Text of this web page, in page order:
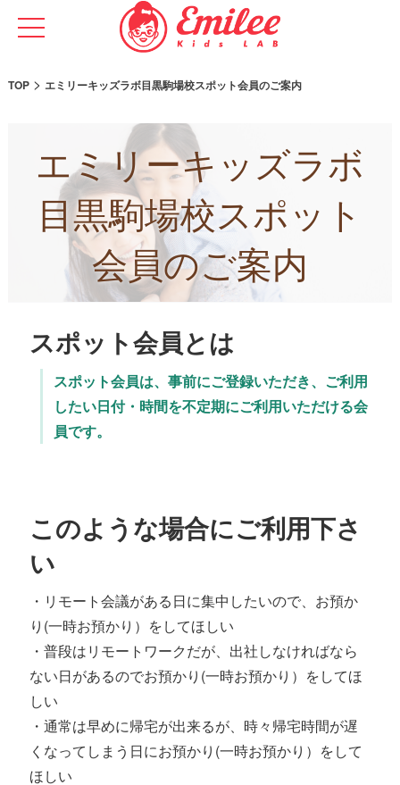
TOP> エミリーキッズラボ目黒駒場校スポット会員のご案内
エミリーキッズラボ
目黒駒場校スポット
会員のご案内
スポット会員とは
スポット会員は、事前にご登録いただき、ご利用
したい日付・時間を不定期にご利用いただける会
員です。
このような場合にご利用下さ
い
・リモート会議がある日に集中したいので、お預か
り(一時お預かり）をしてほしい
・普段はリモートワークだが、出社しなければなら
ない日があるのでお預かり(一時お預かり）をしてほ
しい
・通常は早めに帰宅が出来るが、時々帰宅時間が遅
くなってしまう日にお預かり(一時お預かり）をして
ほしい